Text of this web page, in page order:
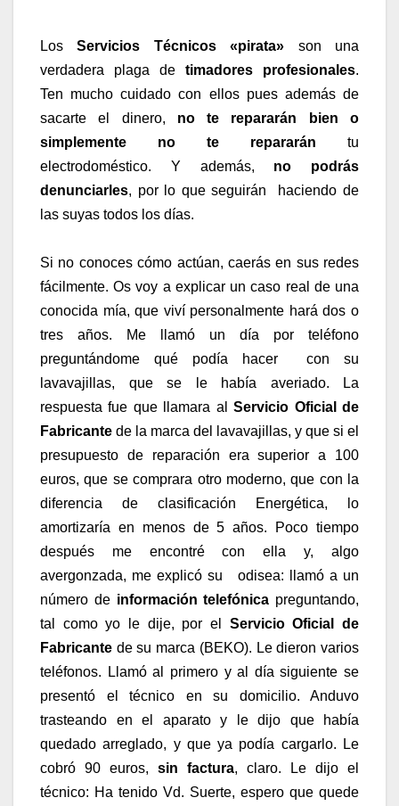
Los Servicios Técnicos «pirata» son una
verdadera plaga de timadores profesionales.
Ten mucho cuidado con ellos pues además de
sacarte el dinero, no te repararán bien o
simplemente no te repararán tu
electrodoméstico. Y además, no podrás
denunciarles, por lo que seguirán haciendo de
las suyas todos los días.
Si no conoces cómo actúan, caerás en sus redes
fácilmente. Os voy a explicar un caso real de una
conocida mía, que viví personalmente hará dos o
tres años. Me llamó un día por teléfono
preguntándome qué podía hacer con su
lavavajillas, que se le había averiado. La
respuesta fue quellamara alServicio Oficial de
Fabricante de la marca del lavavajillas, y que si el
presupuesto de reparación era superior a 100
euros, que se comprara otro moderno, que con la
diferencia de clasificación Energética, lo
amortizaría en menos de 5 años. Poco tiempo
después me encontré con ella y, algo
avergonzada, me explicó su odisea: llamó a un
número de información telefónica preguntando,
tal como yo le dije, por el Servicio Oficial de
Fabricante de su marca (BEKO). Le dieron varios
teléfonos. Llamó al primero y al día siguiente se
presentó el técnico en su domicilio. Anduvo
trasteando en el aparato y le dijo que había
quedado arreglado, y que ya podía cargarlo. Le
cobró 90 euros, sin factura, claro. Le dijo el
técnico: Ha tenido Vd. Suerte, espero que quede